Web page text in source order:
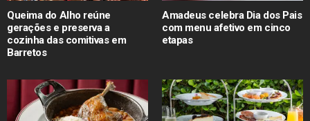
Queima do Alho reúne
gerações e preserva a
cozinha das comitivas em
Barretos
Amadeus celebra Dia dos Pais
com menu afetivo em cinco
etapas